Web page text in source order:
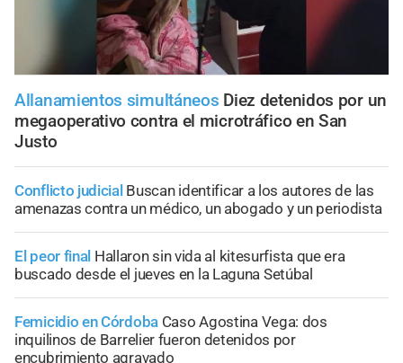
Allanamientos simultáneos Diez detenidos por un
megaoperativo contra el microtráfico en San
Justo
Conflicto judicial Buscan identificar a los autores de las
amenazas contra un médico, un abogado y un periodista
El peor final Hallaron sin vida al kitesurfista que era
buscado desde el jueves en la Laguna Setúbal
Femicidio en Córdoba Caso Agostina Vega: dos
inquilinos de Barrelier fueron detenidos por
encubrimiento agravado